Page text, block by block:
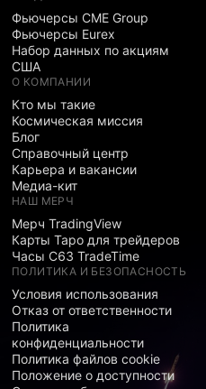
Фьючерсы CME Group
Фьючерсы Eurex
Набор данных по акциям
США
О КОМПАНИИ
Кто мы такие
Космическая миссия
Блог
Справочный центр
Карьера и вакансии
Медиа-кит
НАШ МЕРЧ
Мерч TradingView
Карты Таро для трейдеров
Часы C63 TradeTime
ПОЛИТИКА И БЕЗОПАСНОСТЬ
Условия использования
Отказ от ответственности
Политика
конфиденциальности
Политика файлов cookie
Положение о доступности